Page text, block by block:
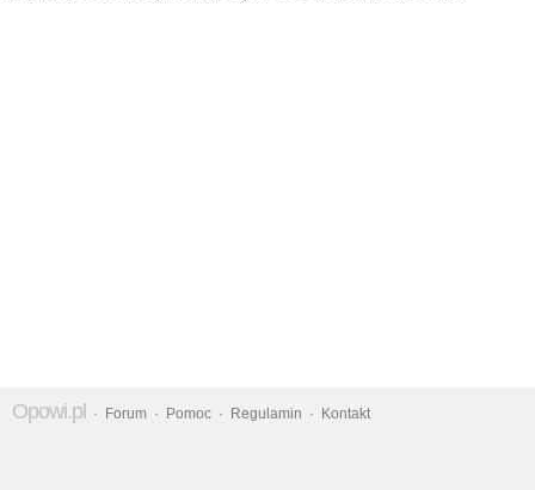
Opowi.pl · Forum · Pomoc · Regulamin · Kontakt